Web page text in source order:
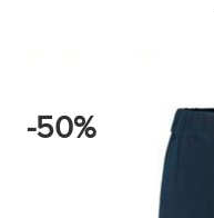
-50%